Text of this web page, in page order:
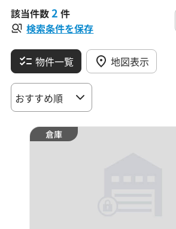
該当件数2 件
検索条件を保存
物件一覧 地図表示
倉庫